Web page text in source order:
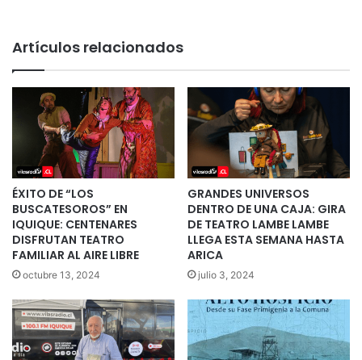
Artículos relacionados
ÉXITO DE “LOS
BUSCATESOROS” EN
IQUIQUE: CENTENARES
DISFRUTAN TEATRO
FAMILIAR AL AIRE LIBRE
octubre 13, 2024
GRANDES UNIVERSOS
DENTRO DE UNA CAJA: GIRA
DE TEATRO LAMBE LAMBE
LLEGA ESTA SEMANA HASTA
ARICA
julio 3, 2024